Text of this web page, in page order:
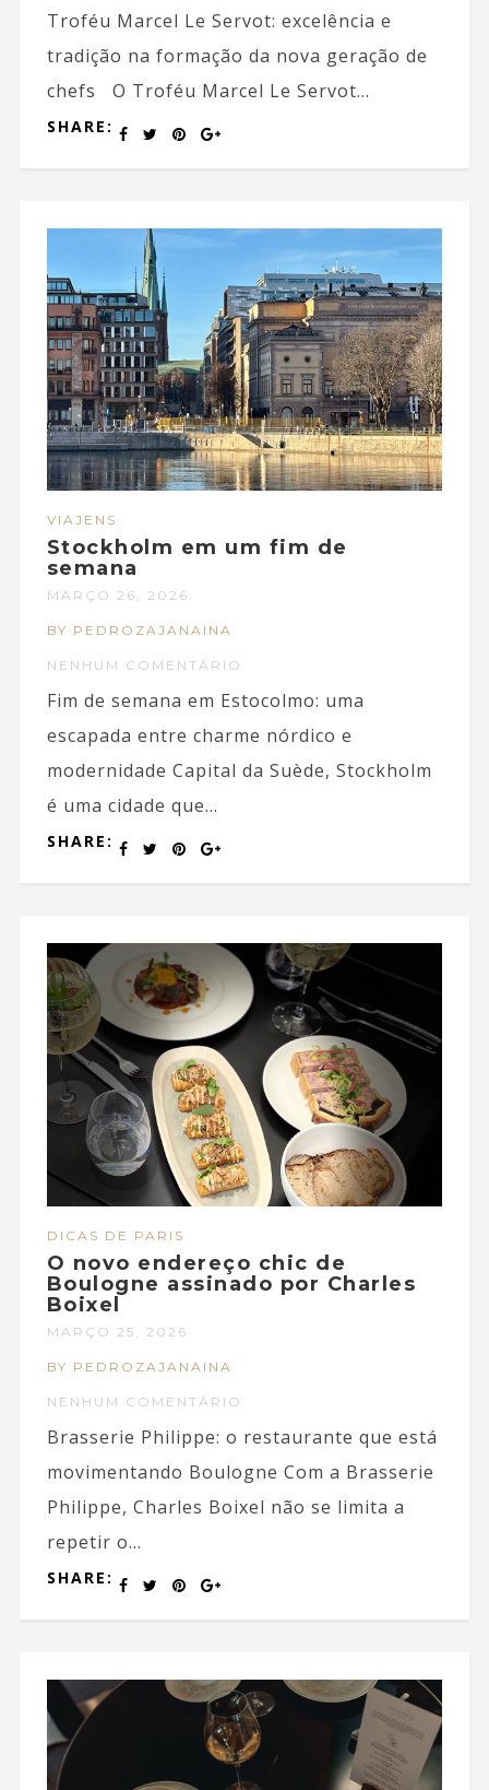
Troféu Marcel Le Servot: excelência e
tradição na formação da nova geração de
chefs O Troféu Marcel Le Servot...
SHARE:
VIAJENS
Stockholm em um fim de
semana
MARÇO 26, 2026
BY PEDROZAJANAINA
NENHUM COMENTÁRIO
Fim de semana em Estocolmo: uma
escapada entre charme nórdico e
modernidade Capital da Suède, Stockholm
é uma cidade que...
SHARE:
DICAS DE PARIS
O novo endereço chic de
Boulogne assinado por Charles
Boixel
MARÇO 25, 2026
BY PEDROZAJANAINA
NENHUM COMENTÁRIO
Brasserie Philippe: o restaurante que está
movimentando Boulogne Com a Brasserie
Philippe, Charles Boixel não se limita a
repetir o...
SHARE: